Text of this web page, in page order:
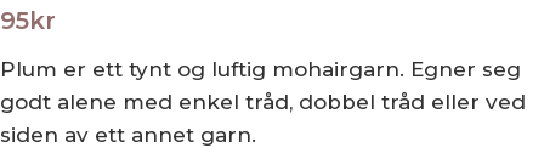
95kr
Plum er ett tynt og luftig mohairgarn. Egner seg
godt alene med enkel tråd, dobbel tråd eller ved
siden av ett annet garn.